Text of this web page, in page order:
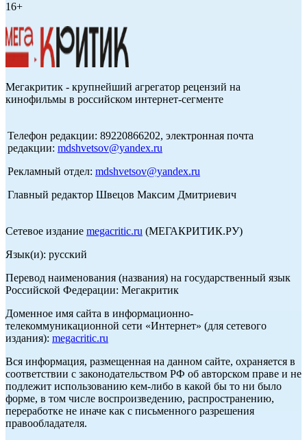
16+
Мегакритик - крупнейший агрегатор рецензий на
кинофильмы в российском интернет-сегменте
Телефон редакции: 89220866202, электронная почта
редакции: mdshvetsov@yandex.ru
Рекламный отдел: mdshvetsov@yandex.ru
Главный редактор Швецов Максим Дмитриевич
Сетевое издание megacritic.ru (МЕГАКРИТИК.РУ)
Язык(и): русский
Перевод наименования (названия) на государственный язык
Российской Федерации: Мегакритик
Доменное имя сайта в информационно-
телекоммуникационной сети «Интернет» (для сетевого
издания): megacritic.ru
Вся информация, размещенная на данном сайте, охраняется в
соответствии с законодательством РФ об авторском праве и не
подлежит использованию кем-либо в какой бы то ни было
форме, в том числе воспроизведению, распространению,
переработке не иначе как с письменного разрешения
правообладателя.